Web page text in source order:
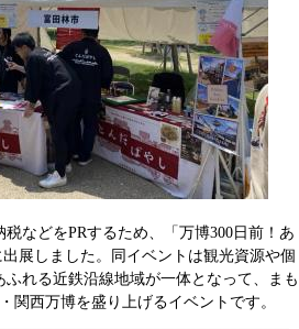
などをPRするため、「万博300日前！あ
展しました。同イベントは観光資源や個
れる近鉄沿線地域が一体となって、まも
関西万博を盛り上げるイベントです。